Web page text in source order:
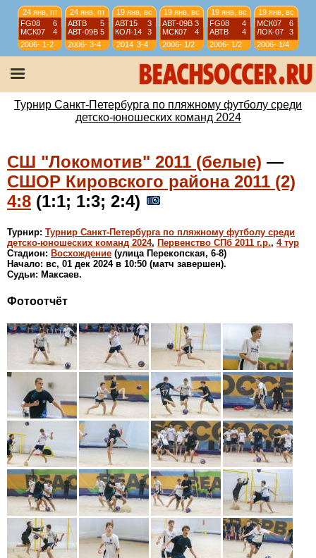
24 янв, пт
FG08
6
МСК07
4
2006-
07
1-2
24 янв, пт
АВТВ
5
АВТ-09B 5
2006-
07
3-4
19 янв, вс
АВТ15
3
КОЛ-14
3
2014 3-4
19 янв, вс
АВТ-09B 3
МСК07
4
2006-
07
1/2
19 янв, вс
FG08
4
АВТВ
4
2006-
07
1/2
19 янв, вс
МСК07
6
ЛОК-07
3
2006-
07
1/4
07
12 янв, вс
АВТ-09B 6
ЛИС08
4
07
12 янв, вс
ИСКР-07 5
СШЛ08R 3
07
12 янв, вс
ИС-08
1
МСК08
4
07
Турнир Санкт-Петербурга по пляжному футболу среди
детско-юношеских команд 2024
СШ "Локомотив" 2011 (белые) —
СШОР Кировского района 2011 (2)
4:8 (1:1; 1:3; 2:4)
Турнир: Турнир Санкт-Петербурга по пляжному футболу среди
детско-юношеских команд 2024, Первенство СПб 2011 г.р., 4 тур
Стадион: Восхождение (улица Перекопская, 6-8)
Начало: вс, 01 дек 2024 в 10:50 (матч завершен).
Судьи: Максаев.
Фотоотчёт